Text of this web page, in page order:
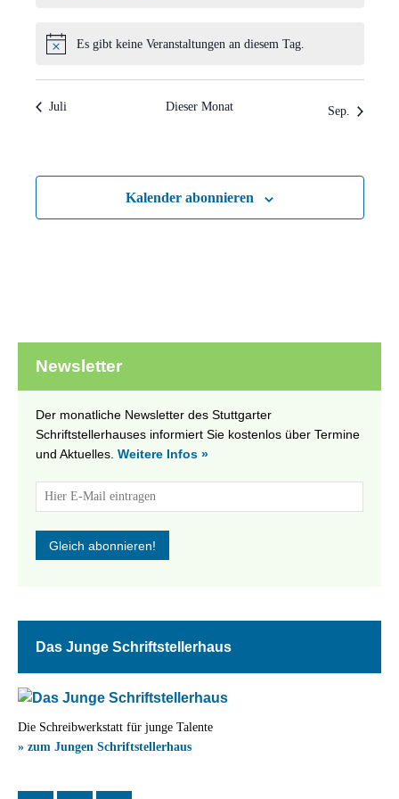
Hinweis
Es gibt keine Veranstaltungen an diesem Tag.
Juli Dieser Monat Sep.
Kalender abonnieren
Newsletter
Der monatliche Newsletter des Stuttgarter
Schriftstellerhauses informiert Sie kostenlos über Termine
und Aktuelles. Weitere Infos »
Das Junge Schriftstellerhaus
Die Schreibwerkstatt für junge Talente
» zum Jungen Schriftstellerhaus